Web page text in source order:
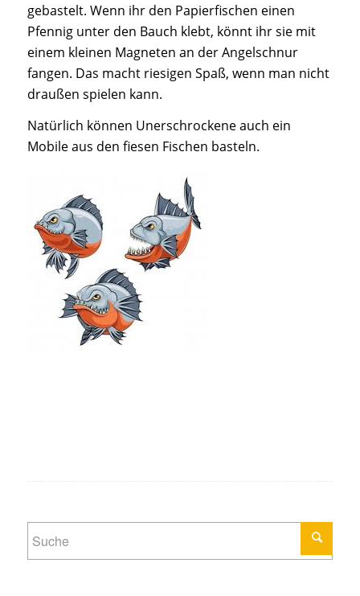
gebastelt. Wenn ihr den Papierfischen einen
Pfennig unter den Bauch klebt, könnt ihr sie mit
einem kleinen Magneten an der Angelschnur
fangen. Das macht riesigen Spaß, wenn man nicht
draußen spielen kann.
Natürlich können Unerschrockene auch ein
Mobile aus den fiesen Fischen basteln.